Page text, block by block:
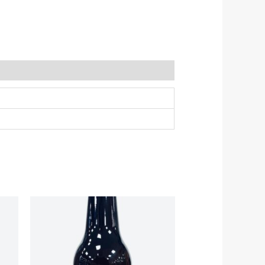
RANGO
PRECIOS:
DESDE
HASTA
8.50€